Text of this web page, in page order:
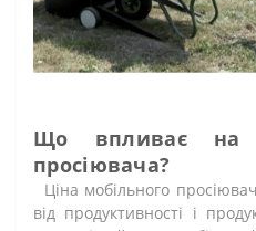
Що впливає на
просіювача?
Ціна мобільного
від продуктивності і